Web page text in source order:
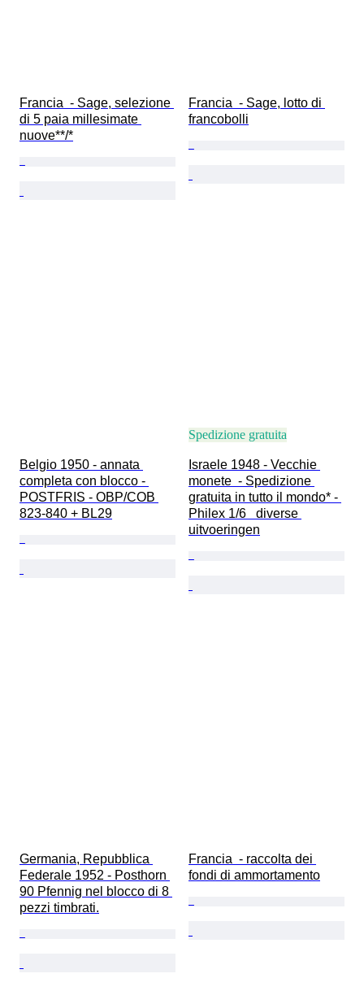
Francia  - Sage, selezione
di 5 paia millesimate
nuove**/*
Francia  - Sage, lotto di
francobolli
Belgio 1950 - annata
completa con blocco -
POSTFRIS - OBP/COB
823-840 + BL29
Spedizione gratuita
Israele 1948 - Vecchie
monete  - Spedizione
gratuita in tutto il mondo* -
Philex 1/6   diverse
uitvoeringen
Germania, Repubblica
Federale 1952 - Posthorn
90 Pfennig nel blocco di 8
pezzi timbrati.
Francia  - raccolta dei
fondi di ammortamento